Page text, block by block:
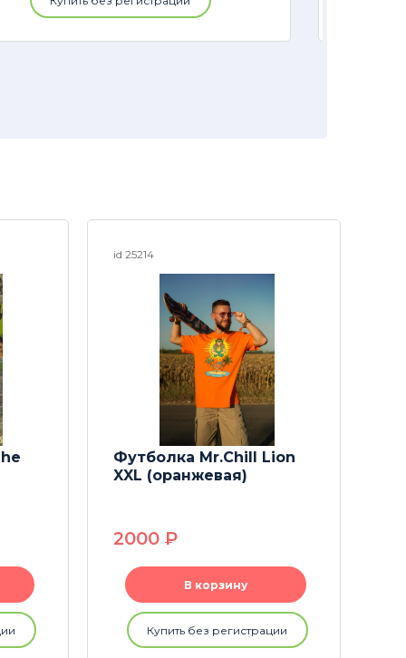
id 25214
Футболка Mr.Chill Lion
XXL (оранжевая)
2000 P
В корзину
Купить без регистрации